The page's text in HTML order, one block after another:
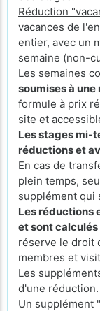
Réduction
vacances de
entier, avec un
semaine (non-
Les semaines
soumises à
formule à prix
site et
Les stages mi-
réductions et
En cas de
plein temps,
supplément qui
Les réductions
et sont
réserve le droit
membres et
Les
d'une réduction.
Un supplément